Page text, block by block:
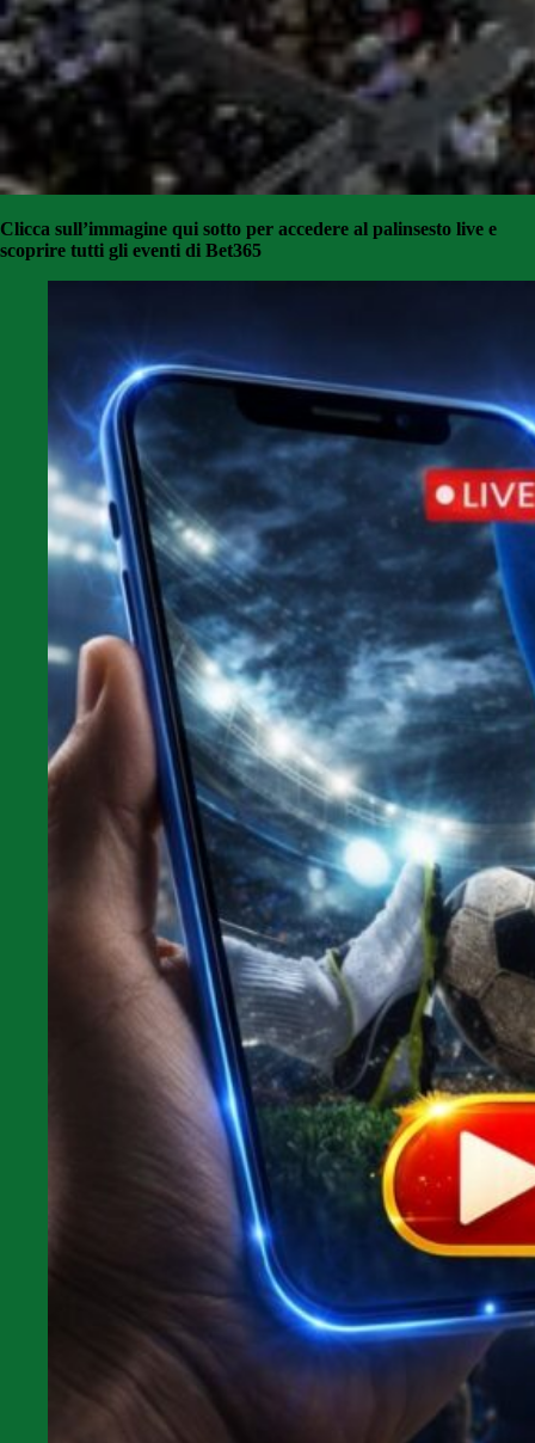
Clicca sull’immagine qui sotto per accedere al palinsesto live e
scoprire tutti gli eventi di Bet365